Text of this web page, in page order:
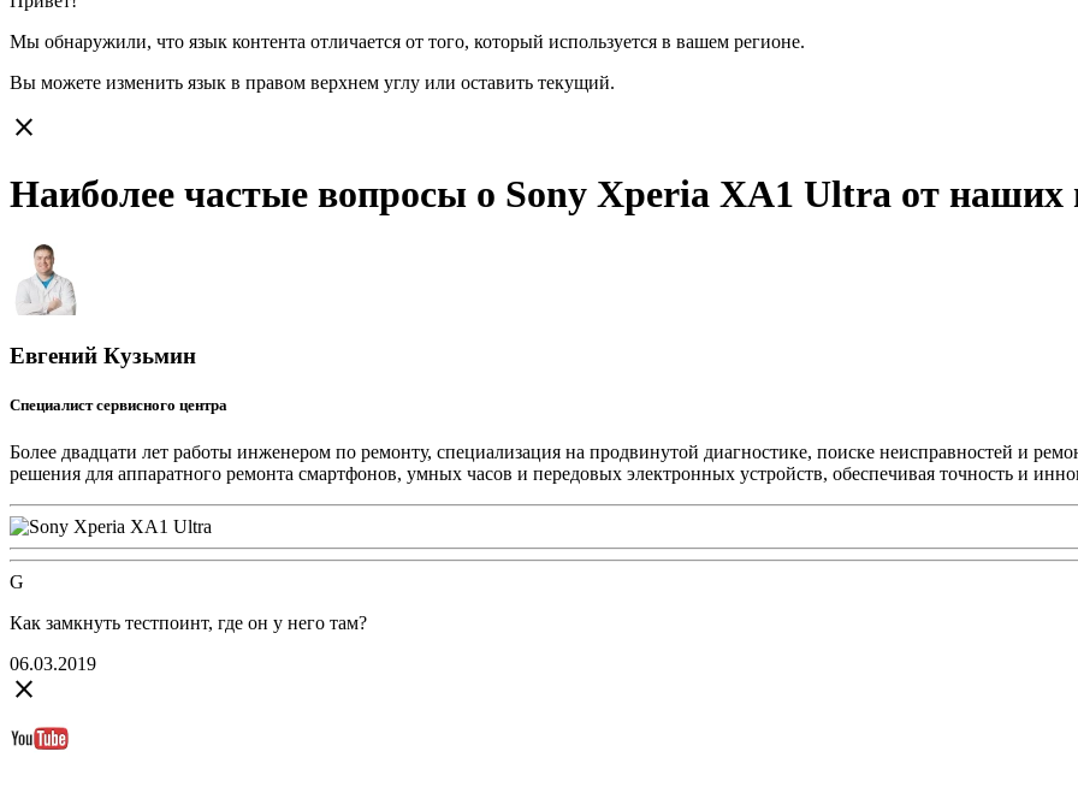
Мы обнаружили, что язык контента отличается от того, который используется в вашем регионе.
Вы можете изменить язык в правом верхнем углу или оставить текущий.
close
Наиболее частые вопросы о Sony Xperia XA1 Ultra от наших
Евгений Кузьмин
Специалист сервисного центра
Более двадцати лет работы инженером по ремонту, специализация на продвинутой диагностике, поиске неисправностей и
решения для аппаратного ремонта смартфонов, умных часов и передовых электронных устройств, обеспечивая точность и
G
Как замкнуть тестпоинт, где он у него там?
06.03.2019
close